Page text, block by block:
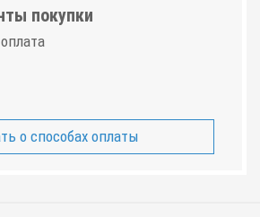
покупки
о способах оплаты